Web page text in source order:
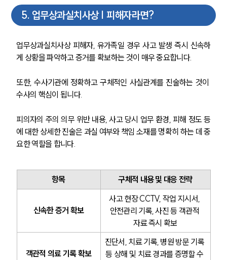
업무분야
형사그룹 업무
전체
구성원 소개
공지사항
법률 블로그
법률서식
뉴스레터/브로슈어
세미나
대륜법률상담예약
5. 업무상과실치사상 | 피해자라면?
업무상과실치사상 피해자, 유가족일 경우 사고 발생 즉시 신속하
게 상황을 파악하고 증거를 확보하는 것이 매우 중요합니다.
또한, 수사기관에 정확하고 구체적인 사실관계를 진술하는 것이
수사의 핵심이 됩니다.
피의자의 주의 의무 위반 내용, 사고 당시 업무 환경, 피해 정도 등
에 대한 상세한 진술은 과실 여부와 책임 소재를 명확히 하는 데 중
요한 역할을 합니다.
항목 구체적 내용 및 대응 전략
신속한 증거 확보
사고 현장 CCTV, 작업 지시서,
안전관리 기록, 사진 등 객관적
자료 즉시 확보
객관적 의료 기록 확보
진단서, 치료 기록, 병원 방문 기록
등 상해 및 치료 경과를 증명할 수